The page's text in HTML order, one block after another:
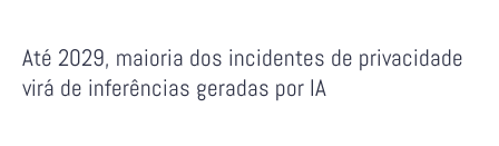
Até 2029, maioria dos incidentes de privacidade
virá de inferências geradas por IA